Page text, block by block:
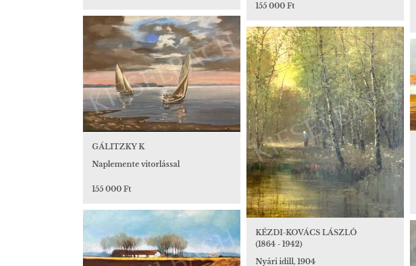
155 000 Ft
GÁLITZKY K
Naplemente vitorlással
155 000 Ft
KÉZDI-KOVÁCS LÁSZLÓ
(1864 - 1942)
Nyári idill, 1904